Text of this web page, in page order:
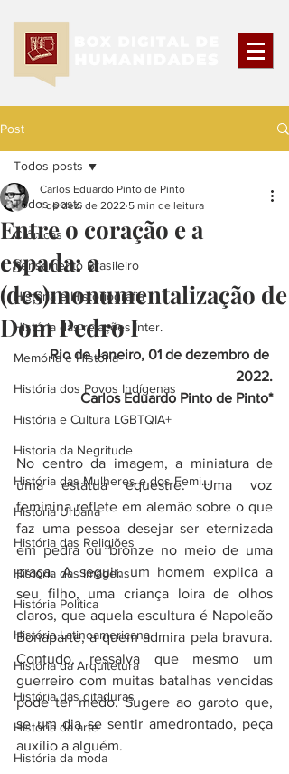
Post
Todos posts
Crônicas
Pensamento Brasileiro
História e Historiografia
História das relações Inter.
Memória e História
História dos Povos Indígenas
História e Cultura LGBTQIA+
Historia da Negritude
História das Mulheres e dos Femi...
História Urbana
História das Religiões
História das Imagens
História Política
História Latinoamericana
História da Arquitetura
História das ditaduras
História da arte
História da moda
Todos posts
Entre o coração e a
espada: a
(des)monumentalização de
Dom Pedro I
Carlos Eduardo Pinto de Pinto
1 de dez. de 2022 5 min de leitura
Rio de Janeiro, 01 de dezembro de
2022.
Carlos Eduardo Pinto de Pinto*
No centro da imagem, a miniatura de
uma estátua equestre. Uma voz
feminina reflete em alemão sobre o que
faz uma pessoa desejar ser eternizada
em pedra ou bronze no meio de uma
praça. A seguir, um homem explica a
seu filho, uma criança loira de olhos
claros, que aquela escultura é Napoleão
Bonaparte, a quem admira pela bravura.
Contudo, ressalva que mesmo um
guerreiro com muitas batalhas vencidas
pode ter medo. Sugere ao garoto que,
se um dia se sentir amedrontado, peça
auxílio a alguém.